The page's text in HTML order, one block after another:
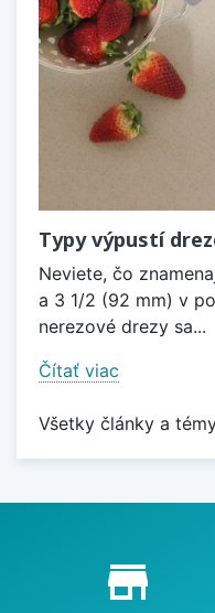
Typy výpustí
Neviete, čo
a 3 1/2 (92 mm) v
nerezové drezy sa...
Čítať viac
Všetky články a
Proč nakupovat u
store_mall_directory